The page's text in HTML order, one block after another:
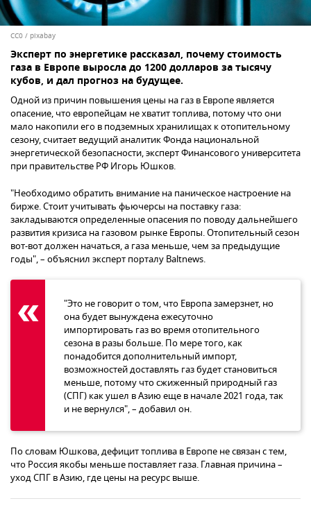
CC0 / pixabay
Эксперт по энергетике рассказал, почему стоимость
газа в Европе выросла до 1200 долларов за тысячу
кубов, и дал прогноз на будущее.
Одной из причин повышения цены на газ в Европе является
опасение, что европейцам не хватит топлива, потому что они
мало накопили его в подземных хранилищах к отопительному
сезону, считает ведущий аналитик Фонда национальной
энергетической безопасности, эксперт Финансового университета
при правительстве РФ Игорь Юшков.
"Необходимо обратить внимание на паническое настроение на
бирже. Стоит учитывать фьючерсы на поставку газа:
закладываются определенные опасения по поводу дальнейшего
развития кризиса на газовом рынке Европы. Отопительный сезон
вот-вот должен начаться, а газа меньше, чем за предыдущие
годы", – объяснил эксперт порталу Baltnews.
"Это не говорит о том, что Европа замерзнет, но
она будет вынуждена ежесуточно
импортировать газ во время отопительного
сезона в разы больше. По мере того, как
понадобится дополнительный импорт,
возможностей доставлять газ будет становиться
меньше, потому что сжиженный природный газ
(СПГ) как ушел в Азию еще в начале 2021 года, так
и не вернулся", – добавил он.
По словам Юшкова, дефицит топлива в Европе не связан с тем,
что Россия якобы меньше поставляет газа. Главная причина –
уход СПГ в Азию, где цены на ресурс выше.